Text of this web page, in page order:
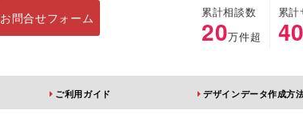
お問合せフォーム 累計相談数
20万件超
累
ご利用ガイド デザインデータ作成方